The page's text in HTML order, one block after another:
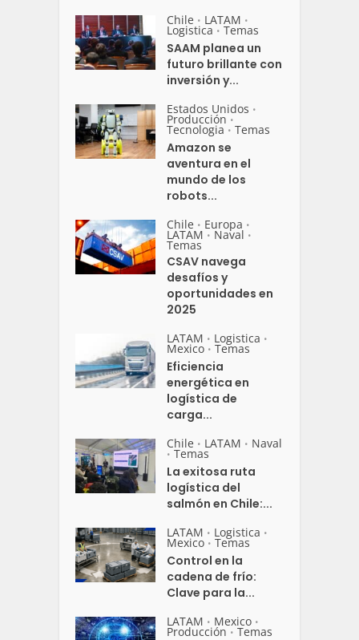
Chile • LATAM •
Logistica • Temas
SAAM planea un
futuro brillante con
inversión y...
Estados Unidos •
Producción •
Tecnologia • Temas
Amazon se
aventura en el
mundo de los
robots...
Chile • Europa •
LATAM • Naval •
Temas
CSAV navega
desafíos y
oportunidades en
2025
LATAM • Logistica •
Mexico • Temas
Eficiencia
energética en
logística de
carga...
Chile • LATAM • Naval
• Temas
La exitosa ruta
logística del
salmón en Chile:...
LATAM • Logistica •
Mexico • Temas
Control en la
cadena de frío:
Clave para la...
LATAM • Mexico •
Producción • Temas